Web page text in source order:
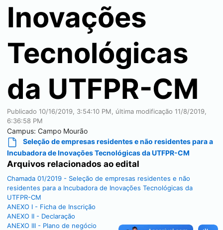
Inovações
Tecnológicas
da UTFPR-CM
Publicado 10/16/2019, 3:54:10 PM , última modificação 11/8/2019,
6:36:58 PM
Campus: Campo Mourão
Seleção de empresas residentes e não residentes para a
Incubadora de Inovações Tecnológicas da UTFPR-CM
Arquivos relacionados ao edital
Chamada 01/2019 - Seleção de empresas residentes e não
residentes para a Incubadora de Inovações Tecnológicas da
UTFPR-CM
ANEXO I - Ficha de Inscrição
ANEXO II - Declaração
ANEXO III - Plano de negócio